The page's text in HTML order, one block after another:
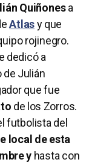
Quiñonesa
Atlasy que
rojinegro.
dedicó a
Julián
que fue
de los Zorros.
futbolista del
local de esta
y hasta con